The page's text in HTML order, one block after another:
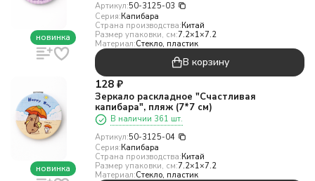
новинка
Артикул:50-3125-03
Серия:Капибара
Страна производства:Китай
Размер упаковки, см:7.2×1×7.2
Материал:Стекло, пластик
В корзину
новинка
128 ₽
Зеркало раскладное "Счастливая
капибара", пляж (7*7 см)
В наличии 361 шт.
Артикул:50-3125-04
Серия:Капибара
Страна производства:Китай
Размер упаковки, см:7.2×1×7.2
Материал:Стекло, пластик